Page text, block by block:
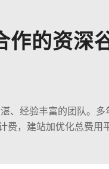
作的资深
经验丰富的团队。
，建站加优化总费